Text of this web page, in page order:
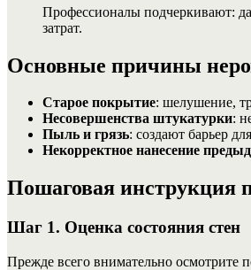
Профессионалы подчеркивают:
затрат.
Основные причины
Старое покрытие: шелушение,
Несовершенства штукатурки:
Пыль и грязь: создают барьер
Некорректное нанесение
Пошаговая инструкция
Шаг 1. Оценка состояния стен
Прежде всего внимательно осмотрите